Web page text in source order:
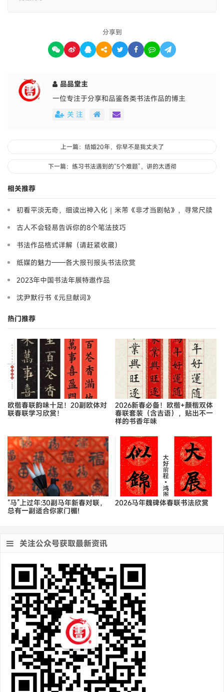
分享到
品品堂主
一位专注于分享和品鉴各类书法作品的博主
关 注
上一篇：结婚20年，你早不是我丈夫了
下一篇：练习书法遇到的“5个难题”，讲的太透彻
相关推荐
初看平淡无奇，细读出神入化｜米芾《非才当剧帖》，寻常尺牍
藏大道
古人不会轻易告诉你的8个笔法技巧
书法作品格式详解（请赶紧收藏）
纸媒的魅力——各大报刊报头书法欣赏
2023年中国书法年展特邀作品
沈尹默行书《元旦献词》
热门推荐
欧楷春联韵味十足！20副欧体对
联春联学习欣赏！
2026新春必备！欧楷+颜楷双体
春联套装（含吉语），贴出不一
样的书香年味
“马”上过年:30副马年新春对联，
总有一副适合你家门楣!
2026马年魏碑体春联书法欣赏
关注公众号获取最新资讯